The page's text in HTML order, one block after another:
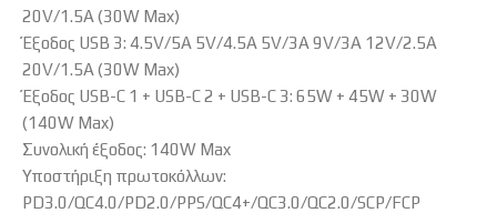
20V/1.5A (30W Max)
Έξοδος USB 3: 4.5V/5A 5V/4.5A 5V/3A 9V/3A 12V/2.5A
20V/1.5A (30W Max)
Έξοδος USB-C 1 + USB-C 2 + USB-C 3: 65W + 45W + 30W
(140W Max)
Συνολική έξοδος: 140W Max
Υποστήριξη πρωτοκόλλων:
PD3.0/QC4.0/PD2.0/PPS/QC4+/QC3.0/QC2.0/SCP/FCP